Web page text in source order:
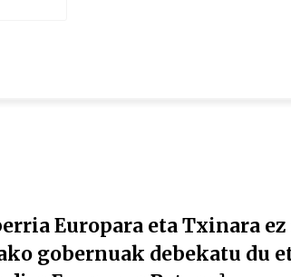
Europara eta Txinara
gobernuak debekatu du